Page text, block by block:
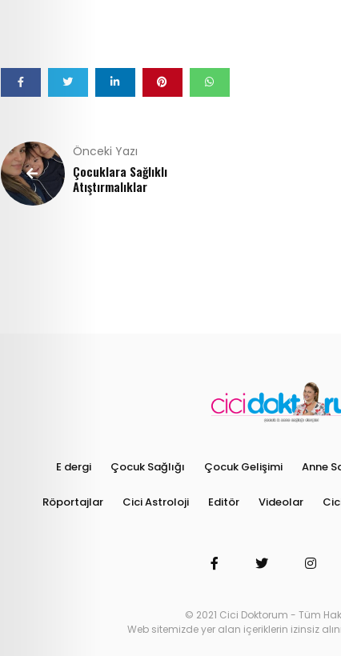
İletişim
Önceki Yazı
Çocuklara Sağlıklı
Atıştırmalıklar
E dergi Çocuk Sağlığı Çocuk Gelişimi Anne
Röportajlar Cici Astroloji Editör Videolar
© 2021 Cici Doktorum - Tüm
Web sitemizde yer alan içeriklerin izinsiz